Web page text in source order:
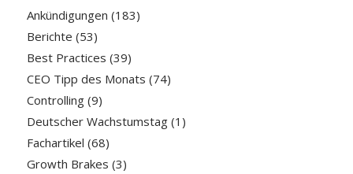
Ankündigungen (183)
Berichte (53)
Best Practices (39)
CEO Tipp des Monats (74)
Controlling(9)
Deutscher Wachstumstag(1)
Fachartikel (68)
Growth Brakes (3)